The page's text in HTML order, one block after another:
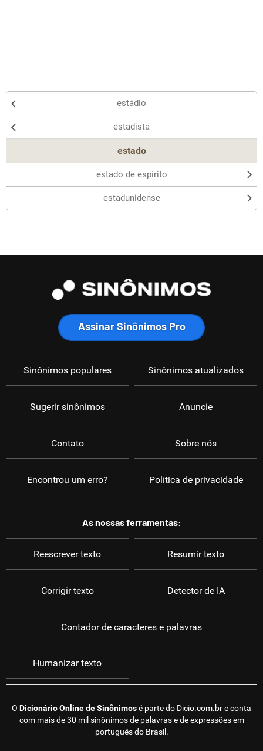
estádio
estadista
estado
estado de espírito
estadunidense
Sinônimos populares
Anuncie
Encontrou um erro?
Sugerir sinônimos
Contato
Política de privacidade
Sinônimos atualizados
Sobre nós
Assinar Sinônimos Pro
As nossas ferramentas:
Reescrever texto
Corrigir texto
Contador de caracteres e palavras
Resumir texto
Detector de IA
Humanizar texto
O Dicionário Online de Sinônimosé parte do Dicio.com.bre conta
com mais de 30 mil sinônimos de palavras e de expressões em
português do Brasil.